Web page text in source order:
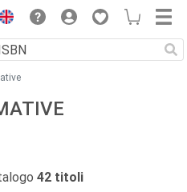
42 titoli